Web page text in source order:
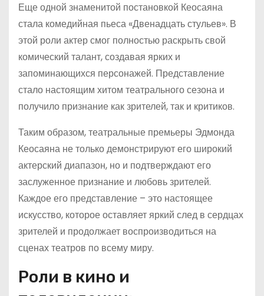
Еще одной знаменитой постановкой Кеосаяна
стала комедийная пьеса «Двенадцать стульев». В
этой роли актер смог полностью раскрыть свой
комический талант, создавая ярких и
запоминающихся персонажей. Представление
стало настоящим хитом театрального сезона и
получило признание как зрителей, так и критиков.
Таким образом, театральные премьеры Эдмонда
Кеосаяна не только демонстрируют его широкий
актерский диапазон, но и подтверждают его
заслуженное признание и любовь зрителей.
Каждое его представление – это настоящее
искусство, которое оставляет яркий след в сердцах
зрителей и продолжает воспроизводиться на
сценах театров по всему миру.
Роли в кино и